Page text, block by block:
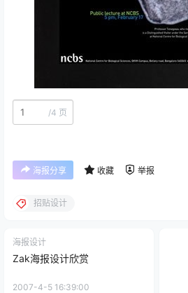
/4 页
海报分享 收藏 举报
招贴设计
海报设计
Zak海报设计欣赏
2007-4-5 16:39:00